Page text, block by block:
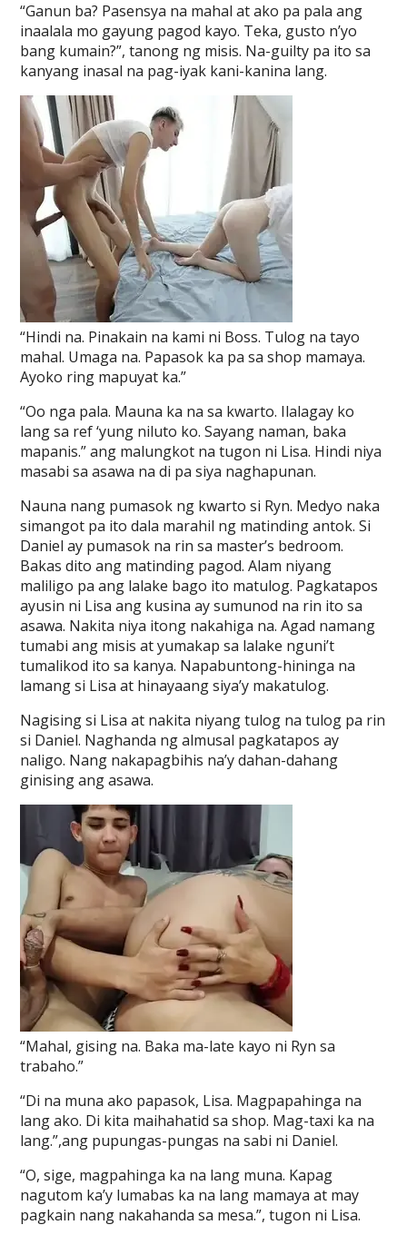
“Ganun ba? Pasensya na mahal at ako pa pala ang
inaalala mo gayung pagod kayo. Teka, gusto n’yo
bang kumain?”, tanong ng misis. Na-guilty pa ito sa
kanyang inasal na pag-iyak kani-kanina lang.
“Hindi na. Pinakain na kami ni Boss. Tulog na tayo
mahal. Umaga na. Papasok ka pa sa shop mamaya.
Ayoko ring mapuyat ka.”
“Oo nga pala. Mauna ka na sa kwarto. Ilalagay ko
lang sa ref ‘yung niluto ko. Sayang naman, baka
mapanis.” ang malungkot na tugon ni Lisa. Hindi niya
masabi sa asawa na di pa siya naghapunan.
Nauna nang pumasok ng kwarto si Ryn. Medyo naka
simangot pa ito dala marahil ng matinding antok. Si
Daniel ay pumasok na rin sa master’s bedroom.
Bakas dito ang matinding pagod. Alam niyang
maliligo pa ang lalake bago ito matulog. Pagkatapos
ayusin ni Lisa ang kusina ay sumunod na rin ito sa
asawa. Nakita niya itong nakahiga na. Agad namang
tumabi ang misis at yumakap sa lalake nguni’t
tumalikod ito sa kanya. Napabuntong-hininga na
lamang si Lisa at hinayaang siya’y makatulog.
Nagising si Lisa at nakita niyang tulog na tulog pa rin
si Daniel. Naghanda ng almusal pagkatapos ay
naligo. Nang nakapagbihis na’y dahan-dahang
ginising ang asawa.
“Mahal, gising na. Baka ma-late kayo ni Ryn sa
trabaho.”
“Di na muna ako papasok, Lisa. Magpapahinga na
lang ako. Di kita maihahatid sa shop. Mag-taxi ka na
lang.”,ang pupungas-pungas na sabi ni Daniel.
“O, sige, magpahinga ka na lang muna. Kapag
nagutom ka’y lumabas ka na lang mamaya at may
pagkain nang nakahanda sa mesa.”, tugon ni Lisa.